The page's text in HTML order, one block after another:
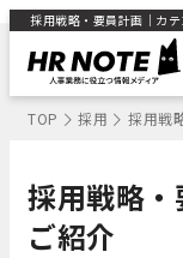
採用戦略・要員計画｜カ
TOP 採用 採用戦
採用戦略
ご紹介